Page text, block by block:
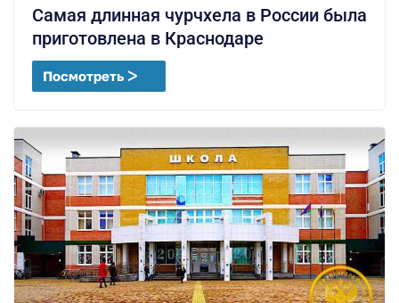
Самая длинная чурчхела в России была
приготовлена в Краснодаре
Посмотреть ᐳ